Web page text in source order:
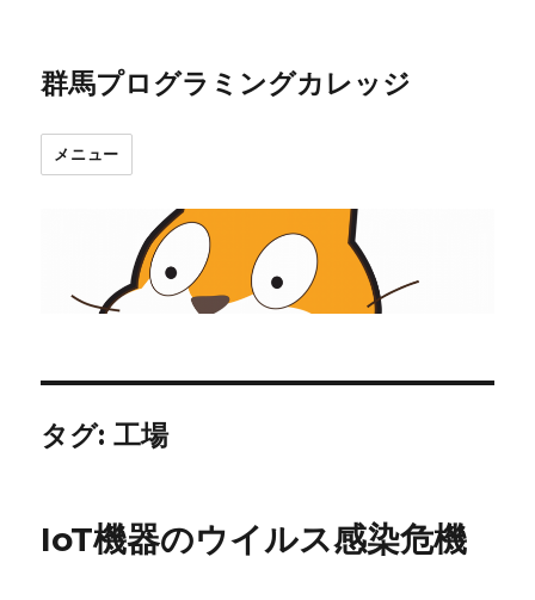
群馬プログラミングカレッジ
メニュー
タグ:工場
IoT機器のウイルス感染危機